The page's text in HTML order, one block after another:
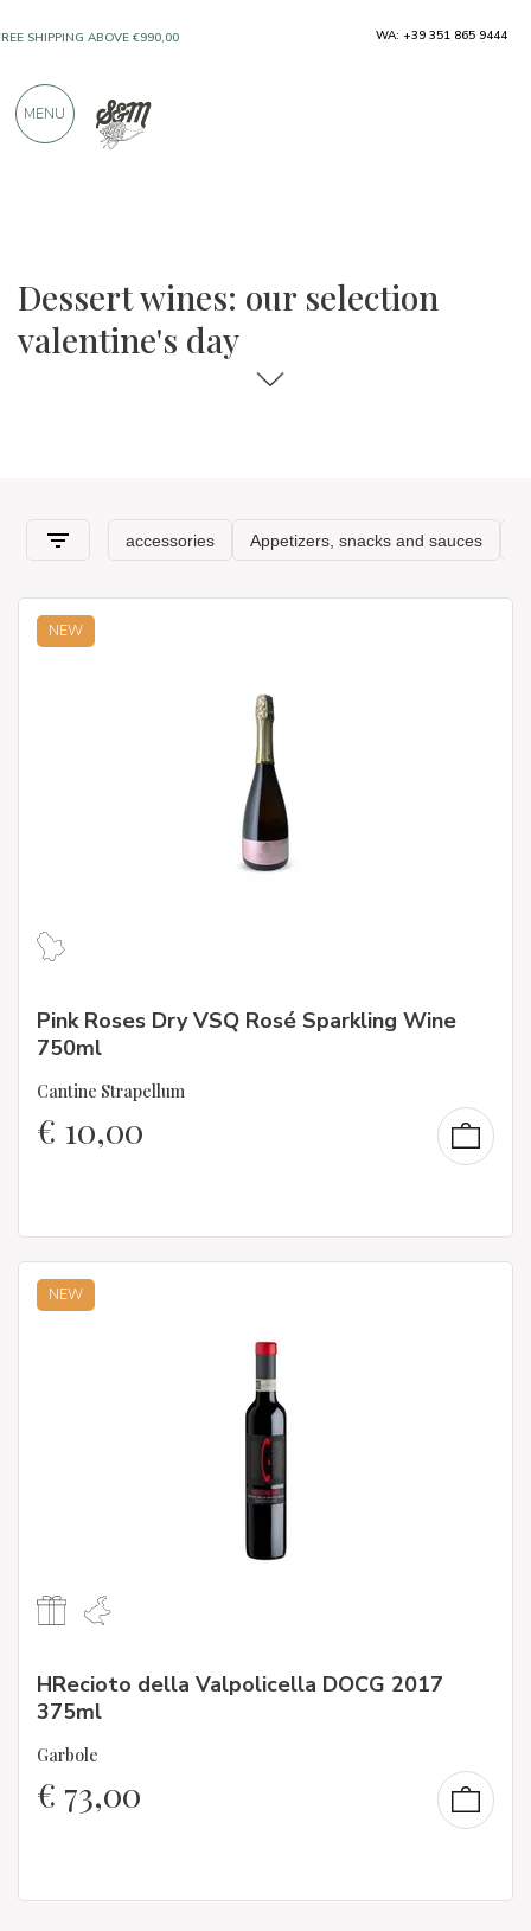
Dessert wines: our selection
valentine's day
NEW
Pink Roses Dry VSQ Rosé Sparkling Wine
750ml
Cantine Strapellum
€ 10,00
NEW
HRecioto della Valpolicella DOCG 2017
375ml
Garbole
€ 73,00
SHIPPING ABOVE €990,00
PRODUCTS FROM EXCELLENT
WA: +39 351 865 9444
MENU